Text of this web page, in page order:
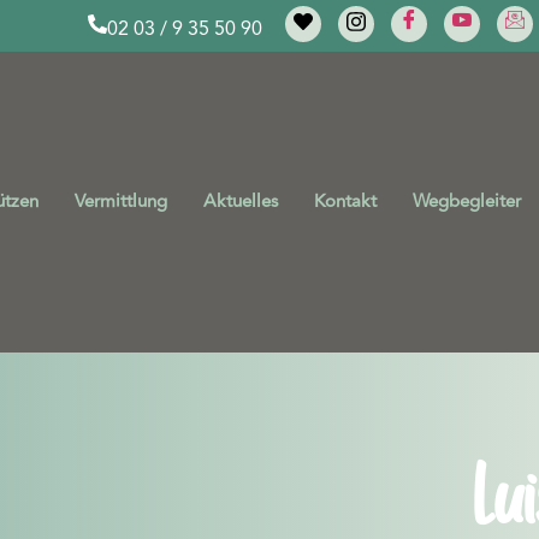
02 03 / 9 35 50 90
Vermittlung Aktuelles Kontakt Wegbegleiter